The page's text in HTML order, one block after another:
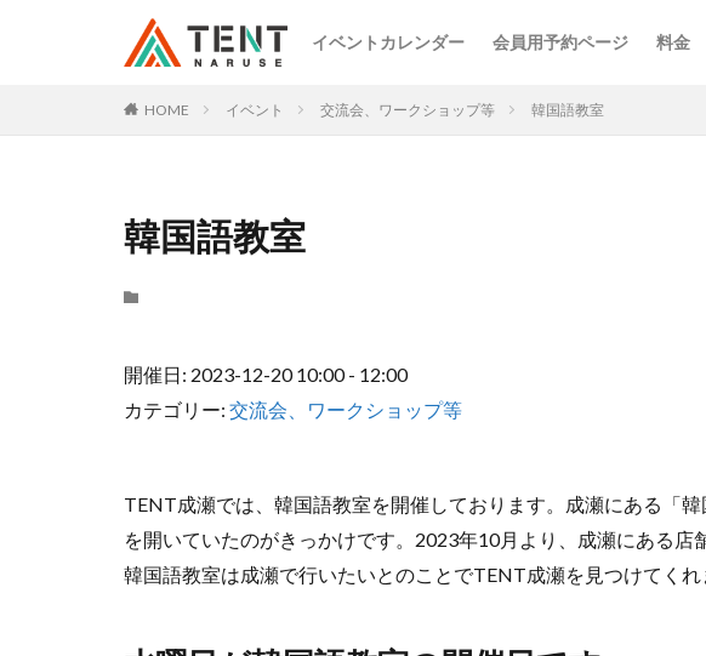
イベントカレンダー 会員用予約ページ 料金
HOME イベント 交流会、ワークショップ等 韓国語教室
韓国語教室
開催日: 2023-12-20 10:00 - 12:00
カテゴリー: 交流会、ワークショップ等
TENT成瀬では、韓国語教室を開催しております。成瀬にある「
を開いていたのがきっかけです。2023年10月より、成瀬にある店
韓国語教室は成瀬で行いたいとのことでTENT成瀬を見つけてくれ